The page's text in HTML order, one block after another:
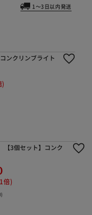
1～3日以内発送
ンクリンブライト
)
【3個セット】コンク
倍)